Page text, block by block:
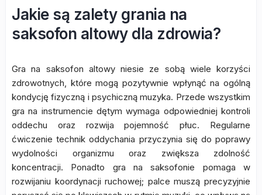
Jakie są zalety grania na
saksofon altowy dla zdrowia?
Gra na saksofon altowy niesie ze sobą wiele korzyści
zdrowotnych, które mogą pozytywnie wpłynąć na ogólną
kondycję fizyczną i psychiczną muzyka. Przede wszystkim
gra na instrumencie dętym wymaga odpowiedniej kontroli
oddechu oraz rozwija pojemność płuc. Regularne
ćwiczenie technik oddychania przyczynia się do poprawy
wydolności organizmu oraz zwiększa zdolność
koncentracji. Ponadto gra na saksofonie pomaga w
rozwijaniu koordynacji ruchowej; palce muszą precyzyjnie